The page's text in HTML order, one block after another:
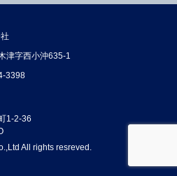
津字西小沖635-1
3398
1-2-36
All rights resreved.